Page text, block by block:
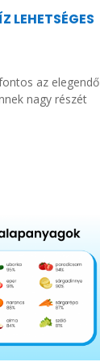
LEHETSÉGES
az elegendő
nagy részét